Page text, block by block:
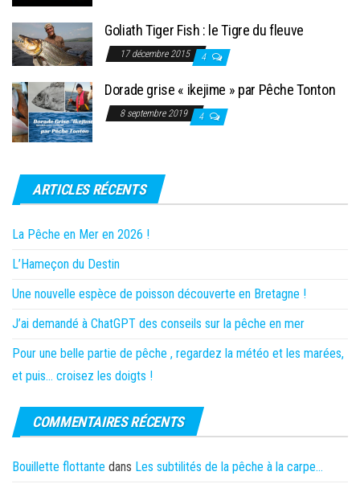
Goliath Tiger Fish : le Tigre du fleuve
17 décembre 2015 4
Dorade grise « ikejime » par Pêche Tonton
8 septembre 2019 4
ARTICLES RÉCENTS
La Pêche en Mer en 2026 !
L’Hameçon du Destin
Une nouvelle espèce de poisson découverte en Bretagne !
J’ai demandé à ChatGPT des conseils sur la pêche en mer
Pour une belle partie de pêche , regardez la météo et les marées,
et puis… croisez les doigts !
COMMENTAIRES RÉCENTS
Bouillette flottante dans Les subtilités de la pêche à la carpe…